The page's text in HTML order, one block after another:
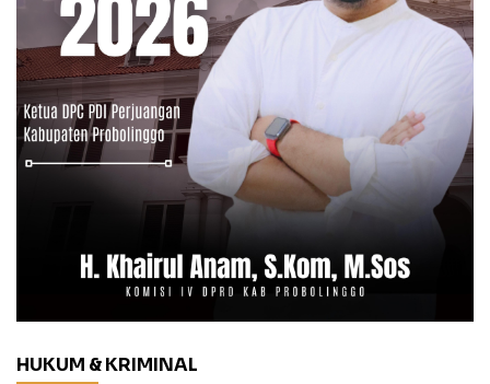
HUKUM & KRIMINAL